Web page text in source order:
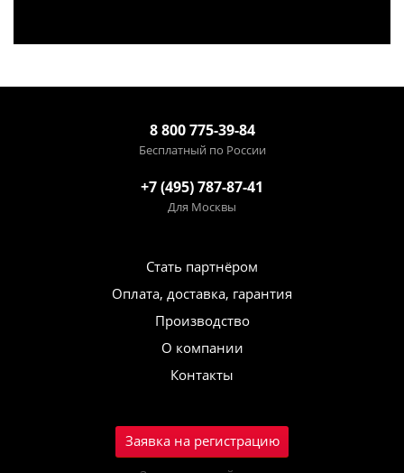
8 800 775-39-84
Бесплатный по России
+7 (495) 787-87-41
Для Москвы
Стать партнёром
Оплата, доставка, гарантия
Производство
О компании
Контакты
Заявка на регистрацию